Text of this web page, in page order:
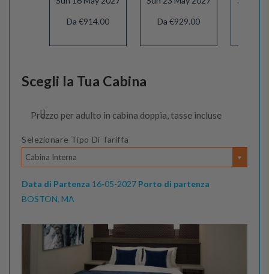
Da €914.00 Da €929.00
Scegli la Tua Cabina
Prezzo per adulto in cabina doppia, tasse incluse
Selezionare Tipo Di Tariffa
Cabina Interna
Data di Partenza 16-05-2027 Porto di partenza
BOSTON, MA